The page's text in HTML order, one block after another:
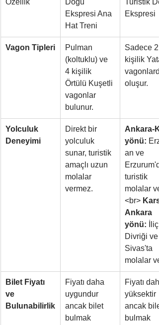
Özellik
Doğu
Ekspresi Ana
Hat Treni
Turistik
Ekspresi
Vagon Tipleri
Pulman
(koltuklu) ve
4 kişilik
Örtülü Kuşetli
vagonlar
bulunur.
Sadece 2
kişilik
oluşur.
Yolculuk
Deneyimi
Direkt bir
yolculuk
sunar, turistik
amaçlı uzun
molalar
vermez.
Ankara-
yönü:
an ve
turistik
molalar
<br> Kars-
Ankara
yönü: İliç,
Divriği ve
Sivas'ta
molalar
Bilet Fiyatı
ve
Bulunabilirlik
Fiyatı daha
uygundur
ancak bilet
bulmak
Fiyatı
yüksektir
ancak
bulmak